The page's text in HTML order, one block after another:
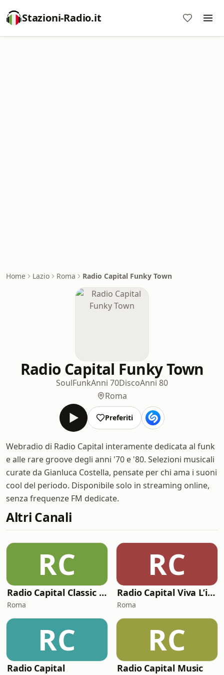
Stazioni-Radio.it
Home Lazio Roma Radio Capital Funky Town
Radio Capital Funky Town
SoulFunkAnni 70DiscoAnni 80
Roma
Preferiti
Webradio di Radio Capital interamente dedicata al funk
e alle rare groove degli anni '70 e '80. Selezioni musicali
curate da Gianluca Costella, pensate per chi ama i suoni
cool del periodo. Disponibile solo in streaming online,
senza frequenze FM dedicate.
Altri Canali
RC
Radio Capital Classic Rock
Roma
RC
Radio Capital Viva L’italia
Roma
RC
Radio Capital
RC
Radio Capital Music